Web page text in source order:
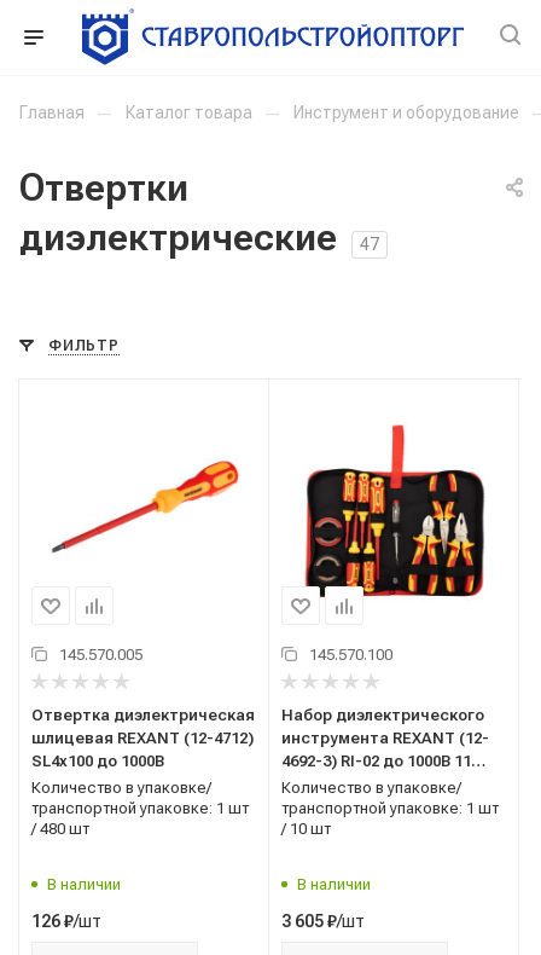
Главная — Каталог товара — Инструмент и оборудование
Отвертки
диэлектрические
47
ФИЛЬТР
145.570.005
Отвертка диэлектрическая
шлицевая REXANT (12-4712)
SL4х100 до 1000В
Количество в упаковке/
транспортной упаковке: 1 шт
/ 480 шт
В наличии
126₽/шт
145.570.100
Набор диэлектрического
инструмента REXANT (12-
4692-3) RI-02 до 1000В 11
предметов тканевый пенал
Количество в упаковке/
транспортной упаковке: 1 шт
/ 10 шт
В наличии
3 605₽/шт